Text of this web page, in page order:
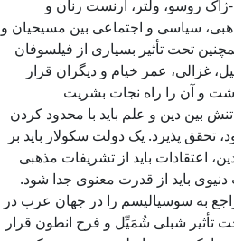
ژاک روسو، ولتر، ارنست رنان و
سیاسی و اجتماعی بین مسیحیان و
تحت تأثیر بسیاری از فیلسوفان
غزالی، عمر خیام و دیگران قرار
و آن را راه نجات بشریت
بین دین و علم باید با محدود کردن
تحقق پذیرد. یک دولت سکولار باید بر
اعتقادات باید از تشریفات مذهبی
باید از قدرت معنوی جدا شود.
به سوسیالیسم را در جهان عرب در
وی تحت تأثیر شبلی شُمَیِّل و فرح انطون قرار